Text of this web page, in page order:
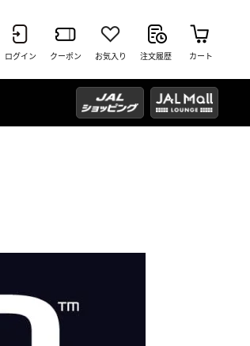
ログイン クーポン お気入り 注文履歴 カート